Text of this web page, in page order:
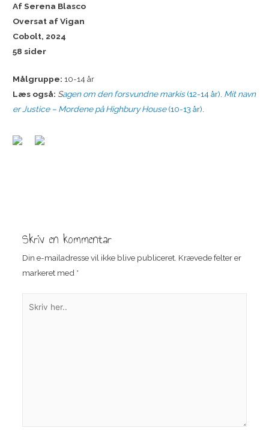
Af Serena Blasco
Oversat af Vigan
Cobolt, 2024
58 sider
Målgruppe:10-14 år
Læs også: Sagen om den forsvundne markis(12-14 år). Mit navn
er Justice – Mordene på Highbury House(10-13 år).
Skriv en kommentar
Din e-mailadresse vil ikke blive publiceret. Krævede felter er
markeret med *